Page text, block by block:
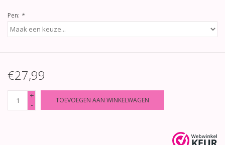
Pen: *
€27,99
+
-
TOEVOEGEN AAN WINKELWAGEN